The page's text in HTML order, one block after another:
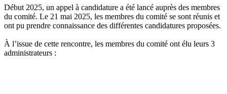
Début 2025, un appel à candidature a été lancé auprès des membres
du comité. Le 21 mai 2025, les membres du comité se sont réunis et
ont pu prendre connaissance des différentes candidatures proposées.
À l’issue de cette rencontre, les membres du comité ont élu leurs 3
administrateurs :